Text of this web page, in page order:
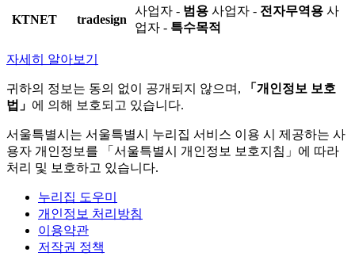
KTNET tradesign
사업자 - 범용 사업자 - 전자무역용 사
업자 - 특수목적
자세히 알아보기
귀하의 정보는 동의 없이 공개되지 않으며,
「개인정보 보호
법」 에 의해 보호되고 있습니다.
서울특별시는 서울특별시 누리집 서비스 이용 시 제공하는 사
용자 개인정보를 「서울특별시 개인정보 보호지침」에 따라
처리 및 보호하고 있습니다.
누리집 도우미
개인정보 처리방침
이용약관
저작권 정책